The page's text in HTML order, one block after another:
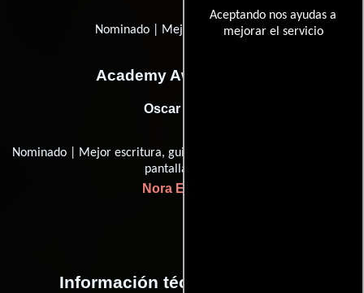
Aceptando nos ayudas a
mejorar el servicio
Nominado | Mejor imagen
Academy Awards, USA
Oscar (1990)
Nominado | Mejor escritura, guión escrito directamente para la
pantalla
Nora Ephron
Información técnica y general